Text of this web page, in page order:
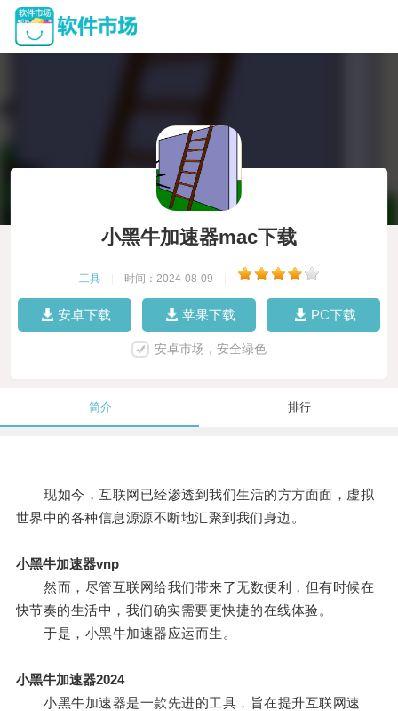
小黑牛加速器mac下载
工具 时间：2024-08-09
安卓下载 苹果下载 PC下载
安卓市场，安全绿色
简介 排行
现如今，互联网已经渗透到我们生活的方方面面，虚拟
世界中的各种信息源源不断地汇聚到我们身边。
小黑牛加速器vnp
然而，尽管互联网给我们带来了无数便利，但有时候在
快节奏的生活中，我们确实需要更快捷的在线体验。
于是，小黑牛加速器应运而生。
小黑牛加速器2024
小黑牛加速器是一款先进的工具，旨在提升互联网速